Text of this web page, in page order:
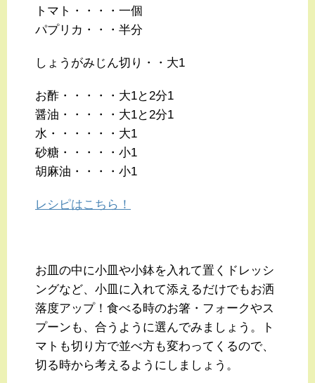
トマト・・・・一個
パプリカ・・・半分
しょうがみじん切り・・大1
お酢・・・・・大1と2分1
醤油・・・・・大1と2分1
水・・・・・・大1
砂糖・・・・・小1
胡麻油・・・・小1
レシピはこちら！
お皿の中に小皿や小鉢を入れて置くドレッシ
ングなど、小皿に入れて添えるだけでもお洒
落度アップ！食べる時のお箸・フォークやス
プーンも、合うように選んでみましょう。ト
マトも切り方で並べ方も変わってくるので、
切る時から考えるようにしましょう。